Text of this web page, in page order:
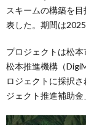
スキームの構築を
表した。期間は2025
プロジェクトは松
松本推進機構（
ロジェクトに採択
ジェクト推進補助金